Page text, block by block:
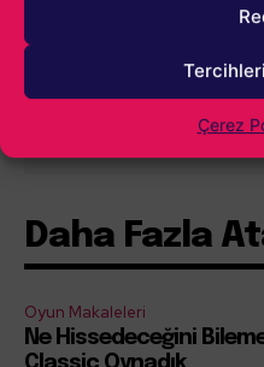
Çerez
Göster
Daha Fazla
Oyun Makaleleri
Ne Hissedeceğini